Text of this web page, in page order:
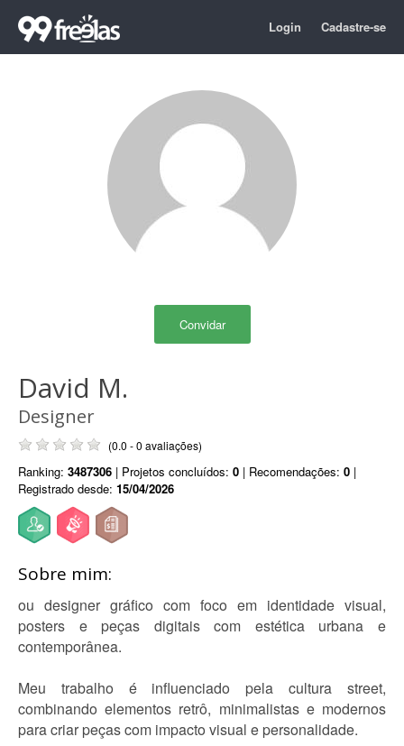
Login Cadastre-se
Convidar
David M.
Designer
(0.0 - 0 avaliações)
Ranking: 3487306 | Projetos concluídos: 0 | Recomendações: 0 |
Registrado desde: 15/04/2026
Sobre mim:
ou designer gráfico com foco em identidade visual,
posters e peças digitais com estética urbana e
contemporânea.
Meu trabalho é influenciado pela cultura street,
combinando elementos retrô, minimalistas e modernos
para criar peças com impacto visual e personalidade.